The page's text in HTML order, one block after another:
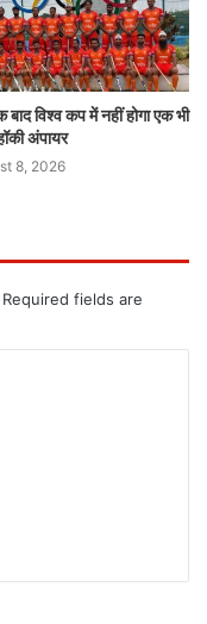
विश्व कप में नहीं होगा एक भी
अंपायर
8, 2026
Required fields are